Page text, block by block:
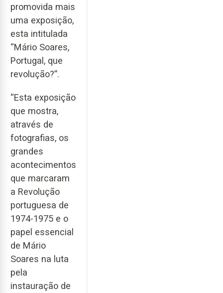
promovida mais
uma exposição,
esta intitulada
“Mário Soares,
Portugal, que
revolução?”.
“Esta exposição
que mostra,
através de
fotografias, os
grandes
acontecimentos
que marcaram
a Revolução
portuguesa de
1974-1975 e o
papel essencial
de Mário
Soares na luta
pela
instauração de